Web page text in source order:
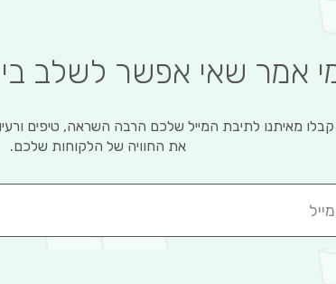
אמר שאי אפשר לשלב
קבלו מאיתנו לתיבת המייל שלכם הרבה השראה, טיפים
את החוויה של הלקוחות שלכם.